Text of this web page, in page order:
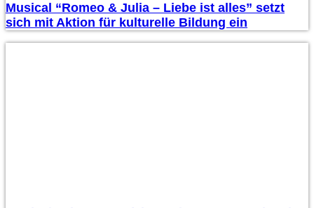
Musical “Romeo & Julia – Liebe ist alles” setzt
sich mit Aktion für kulturelle Bildung ein